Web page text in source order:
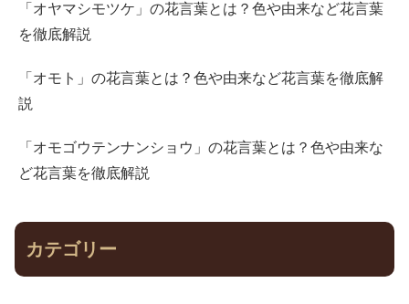
「オヤマシモツケ」の花言葉とは？色や由来など花言葉
を徹底解説
「オモト」の花言葉とは？色や由来など花言葉を徹底解
説
「オモゴウテンナンショウ」の花言葉とは？色や由来な
ど花言葉を徹底解説
カテゴリー